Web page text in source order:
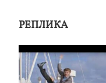
РЕПЛИКА